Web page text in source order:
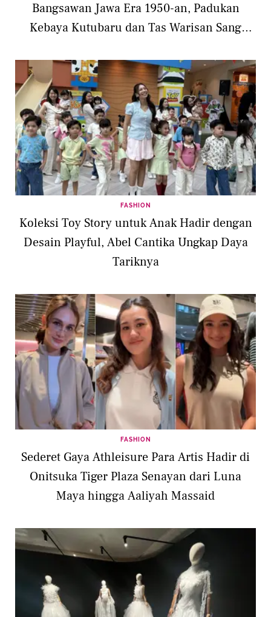
Bangsawan Jawa Era 1950-an, Padukan
Kebaya Kutubaru dan Tas Warisan Sang
FASHION
Koleksi Toy Story untuk Anak Hadir dengan
Desain Playful, Abel Cantika Ungkap Daya
Tariknya
FASHION
Sederet Gaya Athleisure Para Artis Hadir di
Onitsuka Tiger Plaza Senayan dari Luna
Maya hingga Aaliyah Massaid